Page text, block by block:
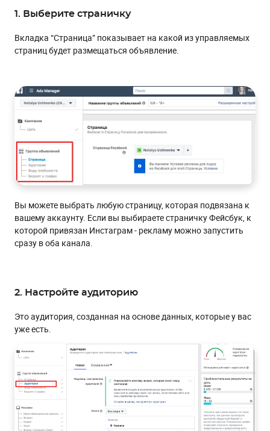
1. Выберите страничку
Вкладка “Страница” показывает на какой из управляемых
страниц будет размещаться объявление.
Вы можете выбрать любую страницу, которая подвязана к
вашему аккаунту. Если вы выбираете страничку Фейсбук, к
которой привязан Инстаграм - рекламу можно запустить
сразу в оба канала.
2. Настройте аудиторию
Это аудитория, созданная на основе данных, которые у вас
уже есть.